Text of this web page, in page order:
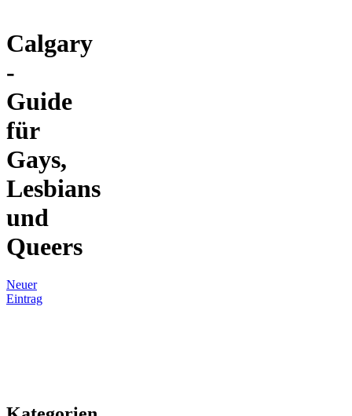
Calgary
-
Guide
für
Gays,
Lesbians
und
Queers
Neuer
Eintrag